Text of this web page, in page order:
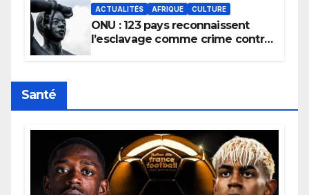
ACTUALITÉS AFRIQUE CULTURE
ONU : 123 pays reconnaissent
l’esclavage comme crime contre
Santé